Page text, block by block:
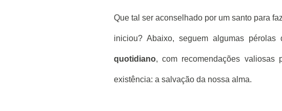
Que tal ser aconselhado por um santo para
iniciou? Abaixo, seguem algumas pérolas
quotidiano, com recomendações valiosas
existência: a salvação da nossa alma.